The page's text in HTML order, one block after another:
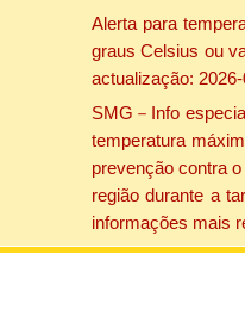
Alerta para
graus Celsius ou
actualização:
SMG－Info
temperatura
prevenção contra
região durante a
informações mais